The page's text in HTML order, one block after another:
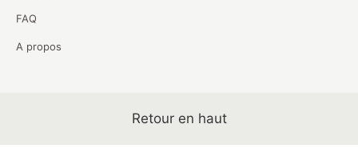
FAQ
A propos
Retour en haut